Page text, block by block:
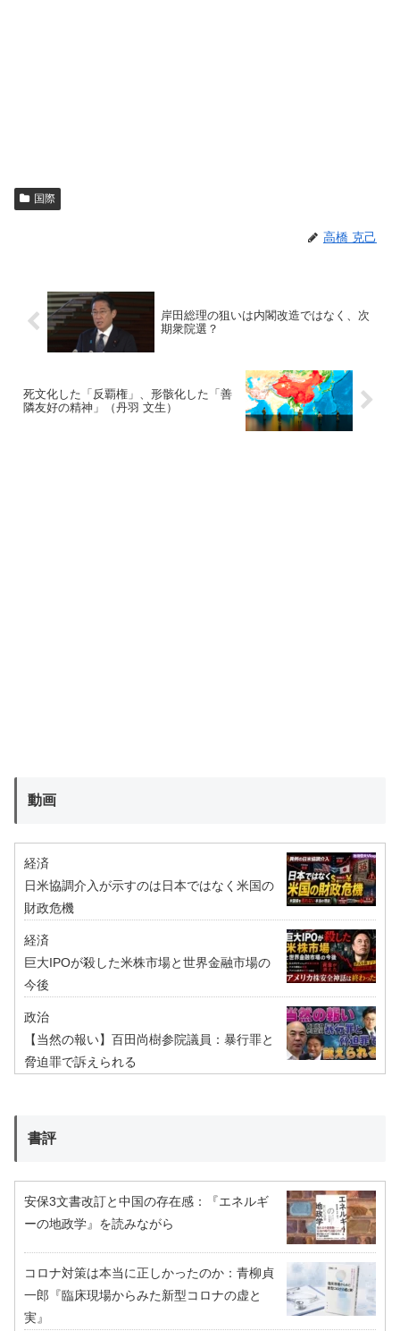
国際
高橋 克己
岸田総理の狙いは内閣改造ではなく、次
期衆院選？
死文化した「反覇権」、形骸化した「善
隣友好の精神」（丹羽 文生）
動画
経済
日米協調介入が示すのは日本ではなく米国の
財政危機
経済
巨大IPOが殺した米株市場と世界金融市場の
今後
政治
【当然の報い】百田尚樹参院議員：暴行罪と
脅迫罪で訴えられる
書評
安保3文書改訂と中国の存在感：『エネルギ
ーの地政学』を読みながら
コロナ対策は本当に正しかったのか：青柳貞
一郎『臨床現場からみた新型コロナの虚と
実』